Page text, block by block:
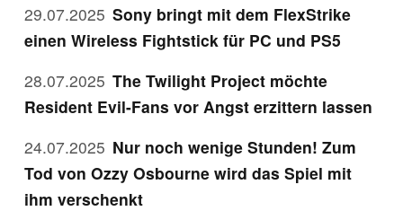
29.07.2025 Sony bringt mit dem FlexStrike
einen Wireless Fightstick für PC und PS5
28.07.2025 The Twilight Project möchte
Resident Evil-Fans vor Angst erzittern lassen
24.07.2025 Nur noch wenige Stunden! Zum
Tod von Ozzy Osbourne wird das Spiel mit
ihm verschenkt